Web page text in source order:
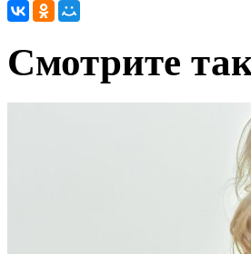
Cмотрите